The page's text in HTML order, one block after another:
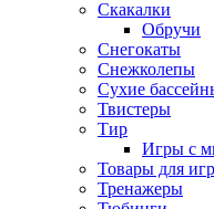
Скакалки
Обручи
Снегокаты
Снежколепы
Сухие
Твистеры
Тир
Игры с
Товары для
Тренажеры